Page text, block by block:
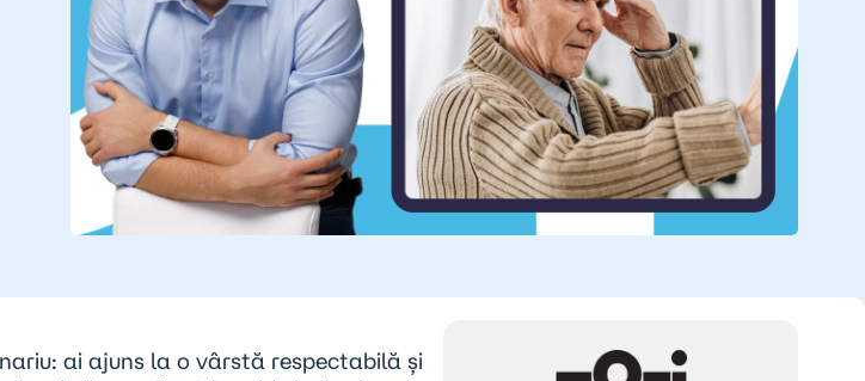
ai ajuns la o vârstă respectabilă și